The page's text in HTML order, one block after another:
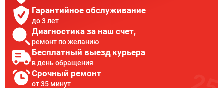
Гарантийное обслуживание
до 3 лет
Диагностика за наш счет,
ремонт по желанию
Бесплатный выезд курьера
в день обращения
Срочный ремонт
от 35 минут